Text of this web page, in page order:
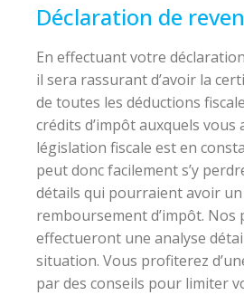
Déclaration de
En effectuant votre
il sera rassurant d’avoir la
de toutes les déductions
crédits d’impôt auxquels vous
législation fiscale est en
peut donc facilement s’y
détails qui pourraient avoir
remboursement d’impôt. Nos
effectueront une analyse
situation. Vous profiterez
par des conseils pour limiter